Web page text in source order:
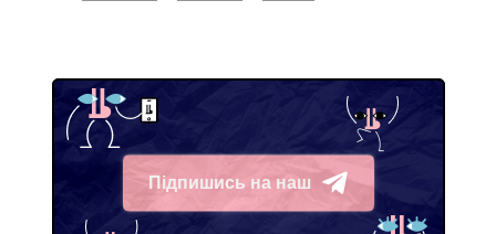
Підпишись на наш
Telegram